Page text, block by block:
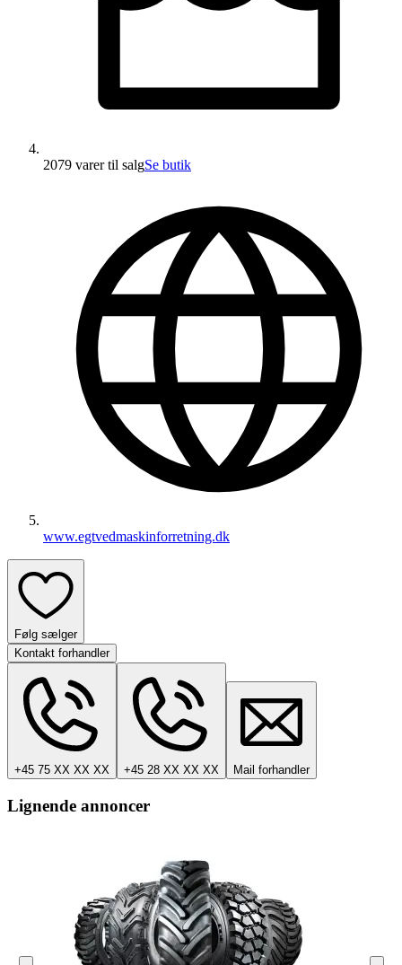
2079 varertil salgSe butik
www.egtvedmaskinforretning.dk
Følg sælger
Kontakt forhandler
+45 75 XX XX XX +45 28 XX XX XX Mail forhandler
Lignende annoncer